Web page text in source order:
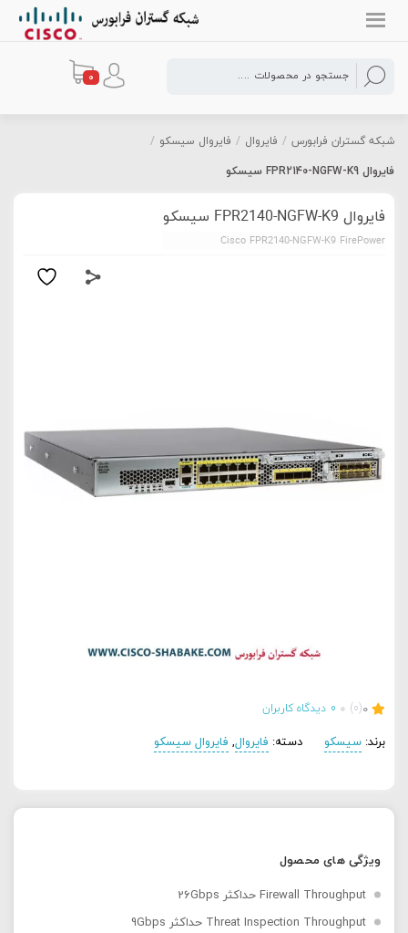
0
شبکه گستران فرابورس / فایروال / فایروال سیسکو /
فایروال FPR2140-NGFW-K9 سیسکو
فایروال FPR2140-NGFW-K9 سیسکو
Cisco FPR2140-NGFW-K9 FirePower
0
(0)
0 دیدگاه کاربران
برند: سیسکو دسته: فایروال, فایروال سیسکو
ویژگی های محصول
Firewall Throughput حداکثر 26Gbps
Threat Inspection Throughput حداکثر 9Gbps